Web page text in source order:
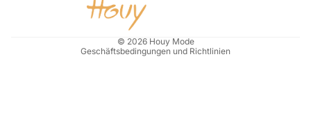
© 2026 Houy Mode
Geschäftsbedingungen und Richtlinien
Kontaktinformationen